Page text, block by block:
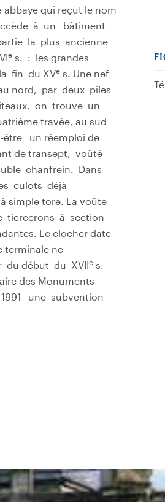
qui reçut le nom
à un bâtiment
la plus ancienne
e s. : les grandes
fin du XVe s. Une nef
nord, par deux piles
on trouve un
travée, au sud
un réemploi de
de transept, voûté
chanfrein. Dans
culots déjà
simple tore. La voûte
tiercerons à section
Le clocher date
ne
début du XVIIe s.
des Monuments
une subvention